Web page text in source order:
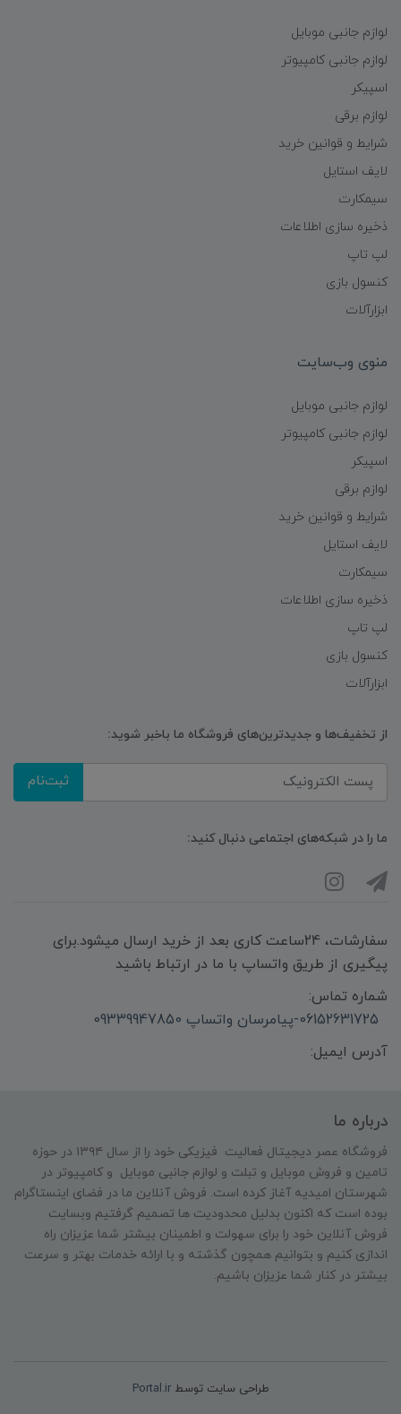
لوازم جانبی موبایل
لوازم جانبی کامپیوتر
اسپیکر
لوازم برقی
شرایط و قوانین خرید
لایف استایل
سیمکارت
ذخیره سازی اطلاعات
لپ تاپ
کنسول بازی
ابزارآلات
منوی وب‌سایت
لوازم جانبی موبایل
لوازم جانبی کامپیوتر
اسپیکر
لوازم برقی
شرایط و قوانین خرید
لایف استایل
سیمکارت
ذخیره سازی اطلاعات
لپ تاپ
کنسول بازی
ابزارآلات
از تخفیف‌ها و جدیدترین‌های فروشگاه ما باخبر شوید:
ثبت‌نام
ما را در شبکه‌های اجتماعی دنبال کنید:
سفارشات، 24ساعت کاری بعد از خرید ارسال میشود.برای
پیگیری از طریق واتساپ با ما در ارتباط باشید
شماره تماس:
06152631725-پیامرسان واتساپ 09339947850
آدرس ایمیل:
درباره ما
فروشگاه عصر دیجیتال فعالیت فیزیکی خود را از سال ۱۳۹۴ در حوزه
تامین و‌ فروش موبایل و تبلت و لوازم جانبی موبایل و کامپیوتر در
شهرستان امیدیه آغاز کرده است. فروش آنلاین ما در فضای اینستاگرام
بوده است که اکنون بدلیل محدودیت ها تصمیم گرفتیم وبسایت
فروش آنلاین خود را برای سهولت و اطمینان بیشتر شما عزیزان راه
اندازی کنیم و بتوانیم همچون گذشته و با ارائه خدمات بهتر و سرعت
بیشتر در کنار شما عزیزان باشیم.
طراحی سایت توسطPortal.ir